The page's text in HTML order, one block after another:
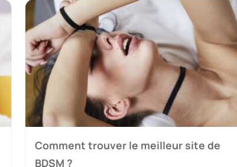
Comment trouver le meilleur site de
BDSM ?